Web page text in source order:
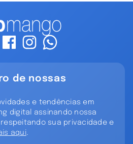
de nossas
e tendências em
digital assinando nossa
sua privacidade e
aqui.